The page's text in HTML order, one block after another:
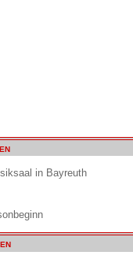
in Bayreuth